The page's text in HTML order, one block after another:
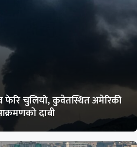
फेरि चुलियो, कुवेतस्थित अमेरिकी
दाबी